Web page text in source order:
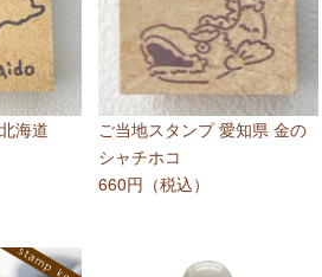
海道
ご当地スタンプ 愛知県 金の
シャチホコ
660円（税込）